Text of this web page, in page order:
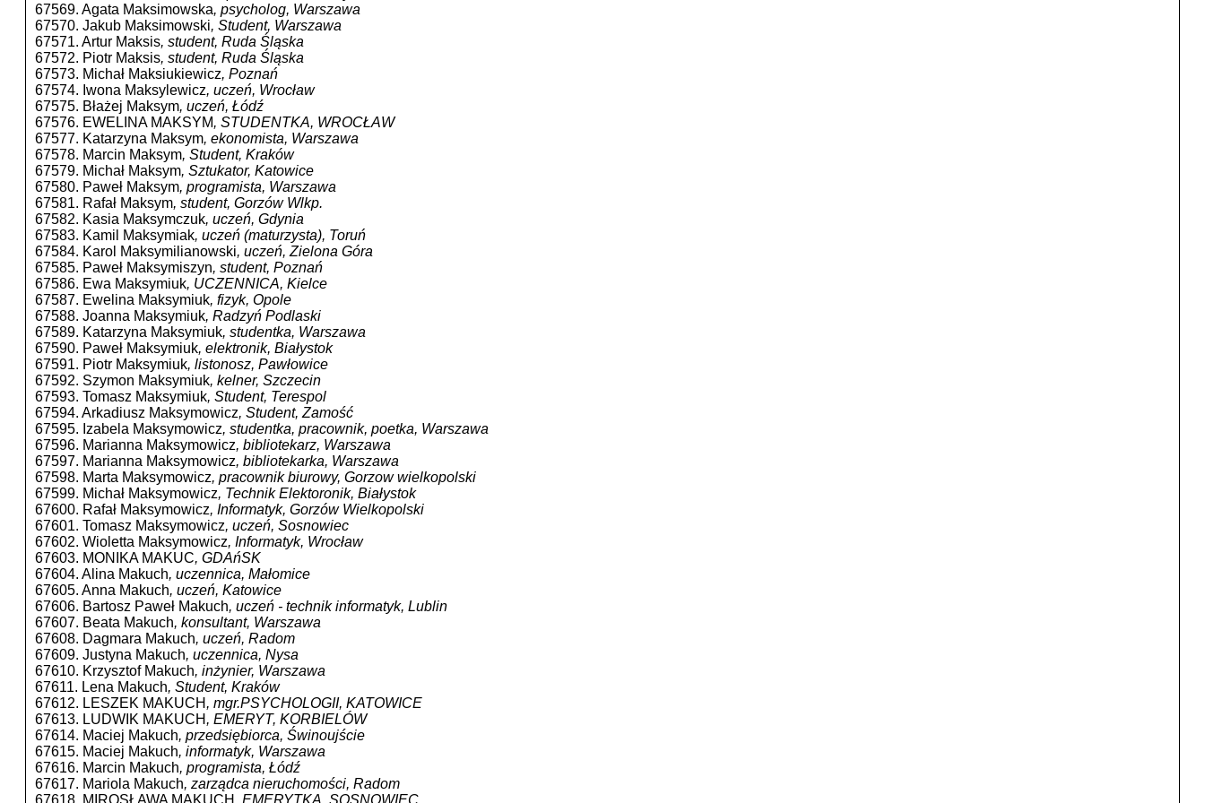
67569. Agata Maksimowska, psycholog, Warszawa
67570. Jakub Maksimowski, Student, Warszawa
67571. Artur Maksis, student, Ruda Śląska
67572. Piotr Maksis, student, Ruda Śląska
67573. Michał Maksiukiewicz, Poznań
67574. Iwona Maksylewicz, uczeń, Wrocław
67575. Błażej Maksym, uczeń, Łódź
67576. EWELINA MAKSYM, STUDENTKA, WROCŁAW
67577. Katarzyna Maksym, ekonomista, Warszawa
67578. Marcin Maksym, Student, Kraków
67579. Michał Maksym, Sztukator, Katowice
67580. Paweł Maksym, programista, Warszawa
67581. Rafał Maksym, student, Gorzów Wlkp.
67582. Kasia Maksymczuk, uczeń, Gdynia
67583. Kamil Maksymiak, uczeń (maturzysta), Toruń
67584. Karol Maksymilianowski, uczeń, Zielona Góra
67585. Paweł Maksymiszyn, student, Poznań
67586. Ewa Maksymiuk, UCZENNICA, Kielce
67587. Ewelina Maksymiuk, fizyk, Opole
67588. Joanna Maksymiuk, Radzyń Podlaski
67589. Katarzyna Maksymiuk, studentka, Warszawa
67590. Paweł Maksymiuk, elektronik, Białystok
67591. Piotr Maksymiuk, listonosz, Pawłowice
67592. Szymon Maksymiuk, kelner, Szczecin
67593. Tomasz Maksymiuk, Student, Terespol
67594. Arkadiusz Maksymowicz, Student, Zamość
67595. Izabela Maksymowicz, studentka, pracownik, poetka, Warszawa
67596. Marianna Maksymowicz, bibliotekarz, Warszawa
67597. Marianna Maksymowicz, bibliotekarka, Warszawa
67598. Marta Maksymowicz, pracownik biurowy, Gorzow wielkopolski
67599. Michał Maksymowicz, Technik Elektoronik, Białystok
67600. Rafał Maksymowicz, Informatyk, Gorzów Wielkopolski
67601. Tomasz Maksymowicz, uczeń, Sosnowiec
67602. Wioletta Maksymowicz, Informatyk, Wrocław
67603. MONIKA MAKUC, GDAńSK
67604. Alina Makuch, uczennica, Małomice
67605. Anna Makuch, uczeń, Katowice
67606. Bartosz Paweł Makuch, uczeń - technik informatyk, Lublin
67607. Beata Makuch, konsultant, Warszawa
67608. Dagmara Makuch, uczeń, Radom
67609. Justyna Makuch, uczennica, Nysa
67610. Krzysztof Makuch, inżynier, Warszawa
67611. Lena Makuch, Student, Kraków
67612. LESZEK MAKUCH , mgr.PSYCHOLOGII, KATOWICE
67613. LUDWIK MAKUCH , EMERYT, KORBIELÓW
67614. Maciej Makuch, przedsiębiorca, Świnoujście
67615. Maciej Makuch, informatyk, Warszawa
67616. Marcin Makuch, programista, Łódź
67617. Mariola Makuch, zarządca nieruchomości, Radom
67618. MIROSŁAWA MAKUCH , EMERYTKA, SOSNOWIEC